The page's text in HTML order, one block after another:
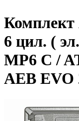
Комплект
6 цил. (
MP6 C /
AEB EVO